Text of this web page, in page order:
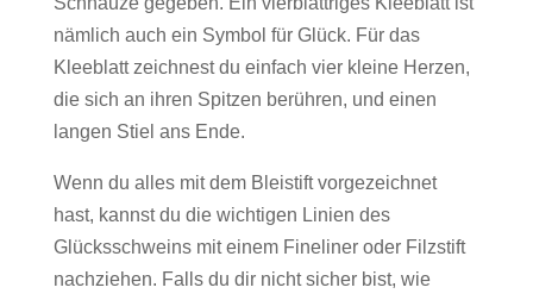
nämlich auch ein Symbol für Glück. Für das
Kleeblatt zeichnest du einfach vier kleine Herzen,
die sich an ihren Spitzen berühren, und einen
langen Stiel ans Ende.
Wenn du alles mit dem Bleistift vorgezeichnet
hast, kannst du die wichtigen Linien des
Glücksschweins mit einem Fineliner oder Filzstift
nachziehen. Falls du dir nicht sicher bist, wie